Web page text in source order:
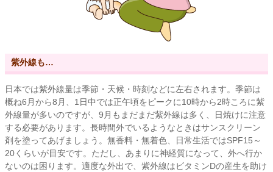
紫外線も…
日本では紫外線量は季節・天候・時刻などに左右されます。季節は
概ね6月から8月、1日中では正午頃をピークに10時から2時ころに紫
外線量が多いのですが、9月もまだまだ紫外線は多く、日焼けに注意
する必要があります。長時間外でいるようなときはサンスクリーン
剤を塗ってあげましょう。無香料・無着色、日常生活ではSPF15～
20くらいが目安です。ただし、あまりに神経質になって、外へ行か
ないのは困ります。適度な外出で、紫外線はビタミンDの産生を助け